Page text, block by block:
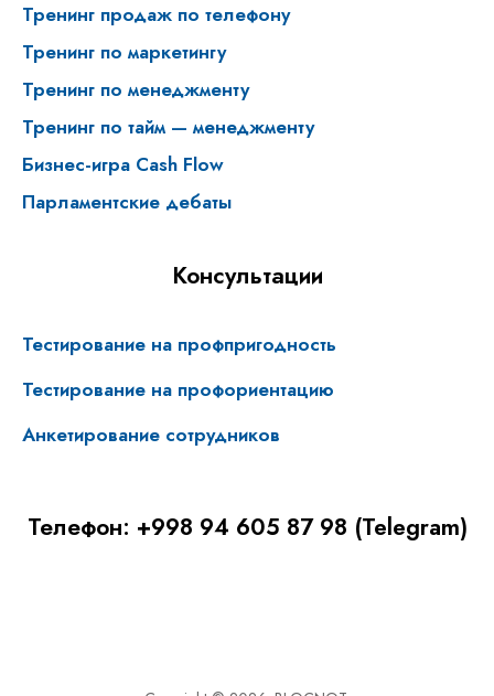
Тренинг продаж по телефону
Тренинг по маркетингу
Тренинг по менеджменту
Тренинг по тайм — менеджменту
Бизнес-игра Cash Flow
Парламентские дебаты
Консультации
Тестирование на профпригодность
Тестирование на профориентацию
Анкетирование сотрудников
Телефон: +998 94 605 87 98 (Telegram)